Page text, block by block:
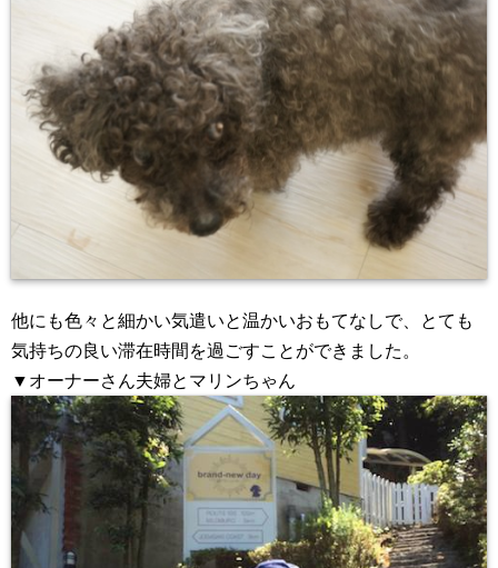
他にも色々と細かい気遣いと温かいおもてなしで、とても
気持ちの良い滞在時間を過ごすことができました。
▼オーナーさん夫婦とマリンちゃん